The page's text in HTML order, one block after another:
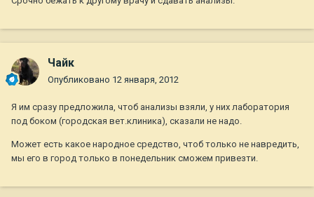
Чайк
Опубликовано 12 января, 2012
Я им сразу предложила, чтоб анализы взяли, у них лаборатория
под боком (городская вет.клиника), сказали не надо.
Может есть какое народное средство, чтоб только не навредить,
мы его в город только в понедельник сможем привезти.